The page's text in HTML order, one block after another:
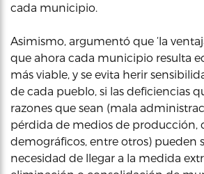
cada municipio.
Asimismo, argumentó que ‘la
que ahora cada municipio resulta
más viable, y se evita herir
de cada pueblo, si las deficiencias
razones que sean (mala
pérdida de medios de producción,
demográficos, entre otros) pueden
necesidad de llegar a la medida